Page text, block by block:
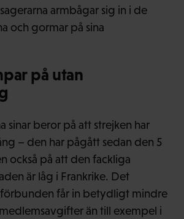
armbågar sig in i de
och gormar på sina
på utan
sinar beror på att strejken har
– den har pågått sedan den 5
också på att den fackliga
är låg i Frankrike. Det
får in betydligt mindre
än till exempel i